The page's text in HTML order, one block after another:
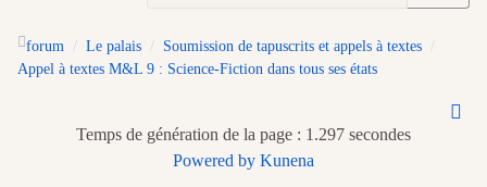
forum Le palais
Soumission de tapuscrits et appels à textes
Appel à textes M&L 9 : Science-Fiction dans tous ses états
Temps de génération de la page : 1.297 secondes
Powered by Kunena